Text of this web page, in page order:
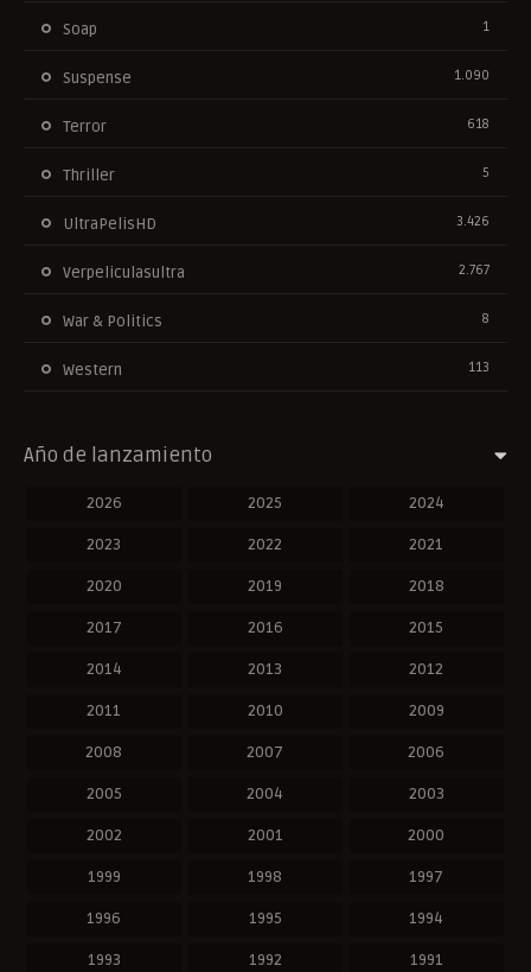
Soap 1
Suspense 1.090
Terror 618
Thriller 5
UltraPelisHD 3.426
Verpeliculasultra 2.767
War & Politics 8
Western 113
Año de lanzamiento
2026 2025 2024
2023 2022 2021
2020 2019 2018
2017 2016 2015
2014 2013 2012
2011 2010 2009
2008 2007 2006
2005 2004 2003
2002 2001 2000
1999 1998 1997
1996 1995 1994
1993 1992 1991